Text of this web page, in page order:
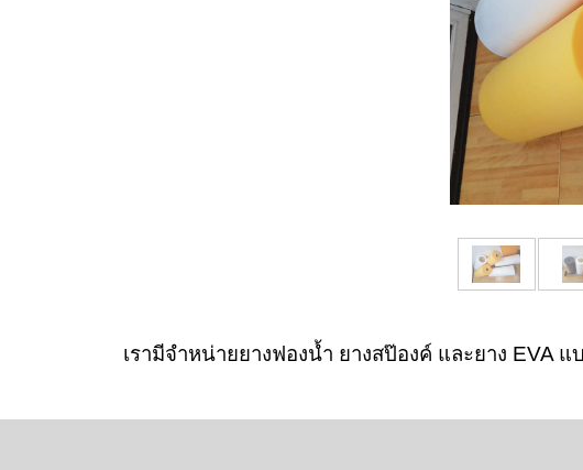
เรามีจำหน่ายยางฟองน้ำ ยางสป๊องค์ และยาง EVA